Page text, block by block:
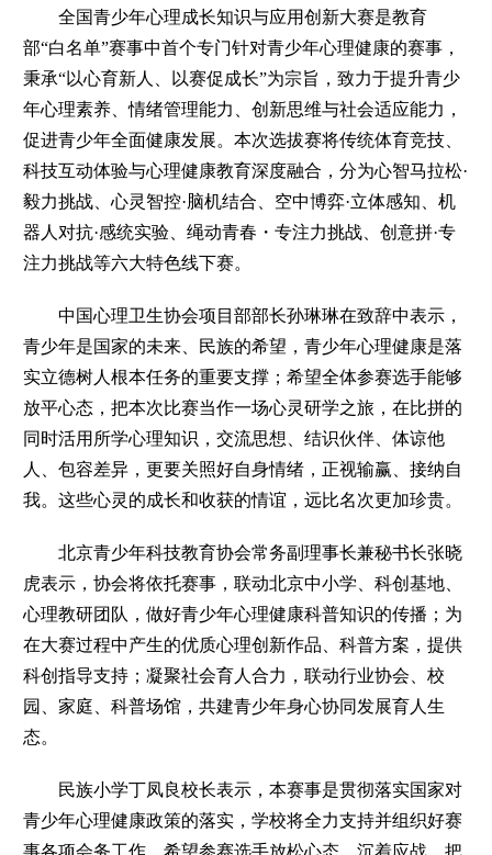
全国青少年心理成长知识与应用创新大赛是教育
部“白名单”赛事中首个专门针对青少年心理健康的赛事，
秉承“以心育新人、以赛促成长”为宗旨，致力于提升青少
年心理素养、情绪管理能力、创新思维与社会适应能力，
促进青少年全面健康发展。本次选拔赛将传统体育竞技、
科技互动体验与心理健康教育深度融合，分为心智马拉松·
毅力挑战、心灵智控·脑机结合、空中博弈·立体感知、机
器人对抗·感统实验、绳动青春・专注力挑战、创意拼·专
注力挑战等六大特色线下赛。
中国心理卫生协会项目部部长孙琳琳在致辞中表示，
青少年是国家的未来、民族的希望，青少年心理健康是落
实立德树人根本任务的重要支撑；希望全体参赛选手能够
放平心态，把本次比赛当作一场心灵研学之旅，在比拼的
同时活用所学心理知识，交流思想、结识伙伴、体谅他
人、包容差异，更要关照好自身情绪，正视输赢、接纳自
我。这些心灵的成长和收获的情谊，远比名次更加珍贵。
北京青少年科技教育协会常务副理事长兼秘书长张晓
虎表示，协会将依托赛事，联动北京中小学、科创基地、
心理教研团队，做好青少年心理健康科普知识的传播；为
在大赛过程中产生的优质心理创新作品、科普方案，提供
科创指导支持；凝聚社会育人合力，联动行业协会、校
园、家庭、科普场馆，共建青少年身心协同发展育人生
态。
民族小学丁凤良校长表示，本赛事是贯彻落实国家对
青少年心理健康政策的落实，学校将全力支持并组织好赛
事各项会务工作，希望参赛选手放松心态、沉着应战，把